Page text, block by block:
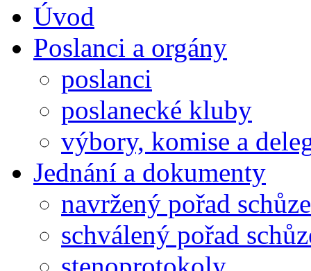
Úvod
Poslanci a orgány
poslanci
poslanecké kluby
výbory, komise a
Jednání a dokumenty
navržený pořad schůze
schválený pořad